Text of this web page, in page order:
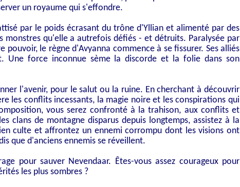
un royaume qui s'effondre.
par le poids écrasant du trône d'Yllian et alimenté par des
monstres qu'elle a autrefois défiés - et détruits. Paralysée par
pouvoir, le règne d'Avyanna commence à se fissurer. Ses alliés
Une force inconnue sème la discorde et la folie dans son
l'avenir, pour le salut ou la ruine. En cherchant à découvrir
les conflits incessants, la magie noire et les conspirations qui
vous serez confronté à la trahison, aux conflits et
clans de montagne disparus depuis longtemps, assistez à la
culte et affrontez un ennemi corrompu dont les visions ont
que d'anciens ennemis se réveillent.
pour sauver Nevendaar. Êtes-vous assez courageux pour
les plus sombres ?